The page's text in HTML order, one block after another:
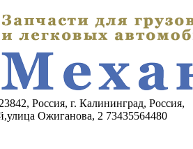
Россия, г. Калининград, Россия,
Ожиганова, 2 73435564480